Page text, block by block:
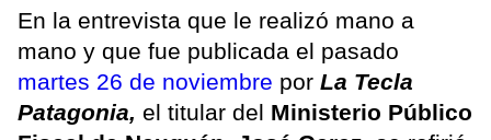
En la entrevista que le realizó mano a
mano y que fue publicada el pasado
martes 26 de noviembre por La Tecla
Patagonia, el titular del Ministerio Público